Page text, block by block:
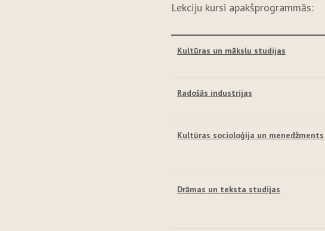
Lekciju kursi apakšprogrammās:
Kultūras un mākslu studijas
Radošās industrijas
Kultūras socioloģija un menedžments
Drāmas un teksta studijas